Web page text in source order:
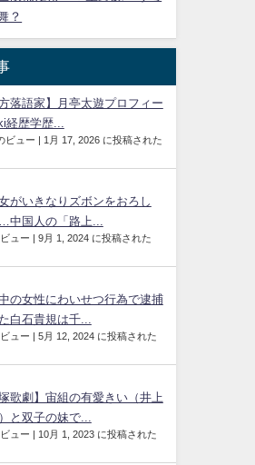
？
方落語家】月亭太遊プロフィー
経歴学歴...
ビュー | 1月 17, 2026 に投稿された
女がいきなりズボンをおろし
中国人の「路上...
ュー | 9月 1, 2024 に投稿された
の女性にわいせつ行為で逮捕
白石貴規は千...
ュー | 5月 12, 2024 に投稿された
塚歌劇】宙組の有愛きい（井上
と双子の妹で...
ュー | 10月 1, 2023 に投稿された